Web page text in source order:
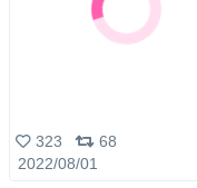
323
68
2022/08/01